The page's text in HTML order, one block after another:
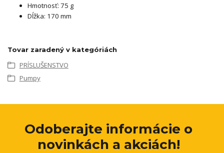
Hmotnosť: 75 g
Dĺžka: 170 mm
Tovar zaradený v kategóriách
PRÍSLUŠENSTVO
Pumpy
Odoberajte informácie o
novinkách a akciách!